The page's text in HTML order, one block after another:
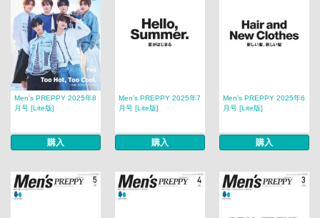
Men’s PREPPY 2025年8
月号 [Lite版]
購入
Men’s PREPPY 2025年7
月号 [Lite版]
購入
Men’s PREPPY 2025年6
月号 [Lite版]
購入